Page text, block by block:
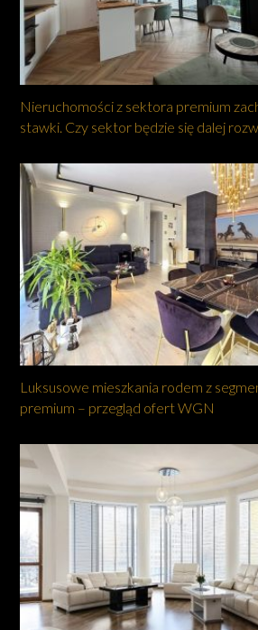
Nieruchomości z sektora premium
stawki. Czy sektor będzie się dalej
Luksusowe mieszkania rodem z
premium – przegląd ofert WGN